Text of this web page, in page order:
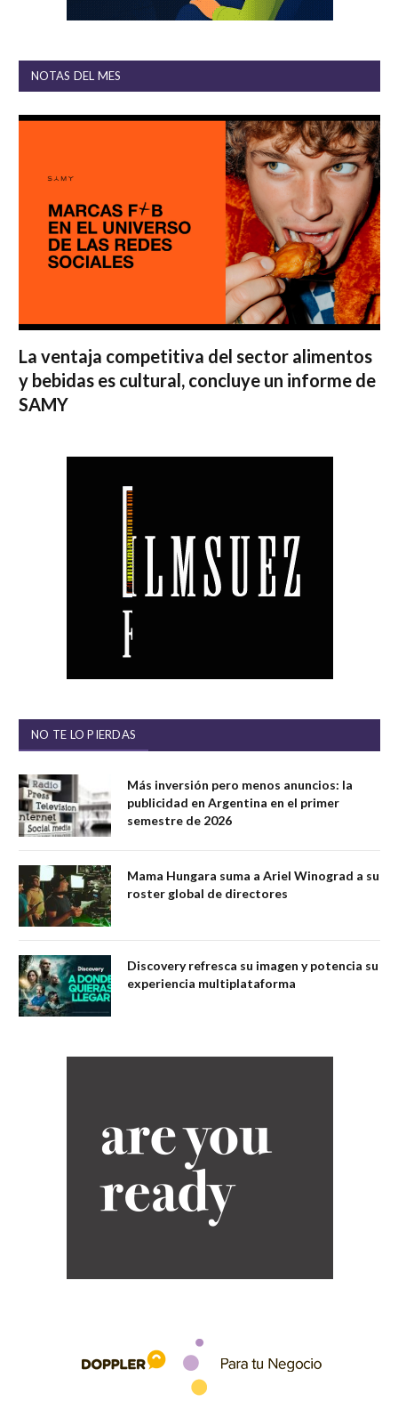
NOTAS DEL MES
La ventaja competitiva del sector alimentos
y bebidas es cultural, concluye un informe de
SAMY
NO TE LO PIERDAS
Más inversión pero menos anuncios: la
publicidad en Argentina en el primer
semestre de 2026
Mama Hungara suma a Ariel Winograd a su
roster global de directores
Discovery refresca su imagen y potencia su
experiencia multiplataforma